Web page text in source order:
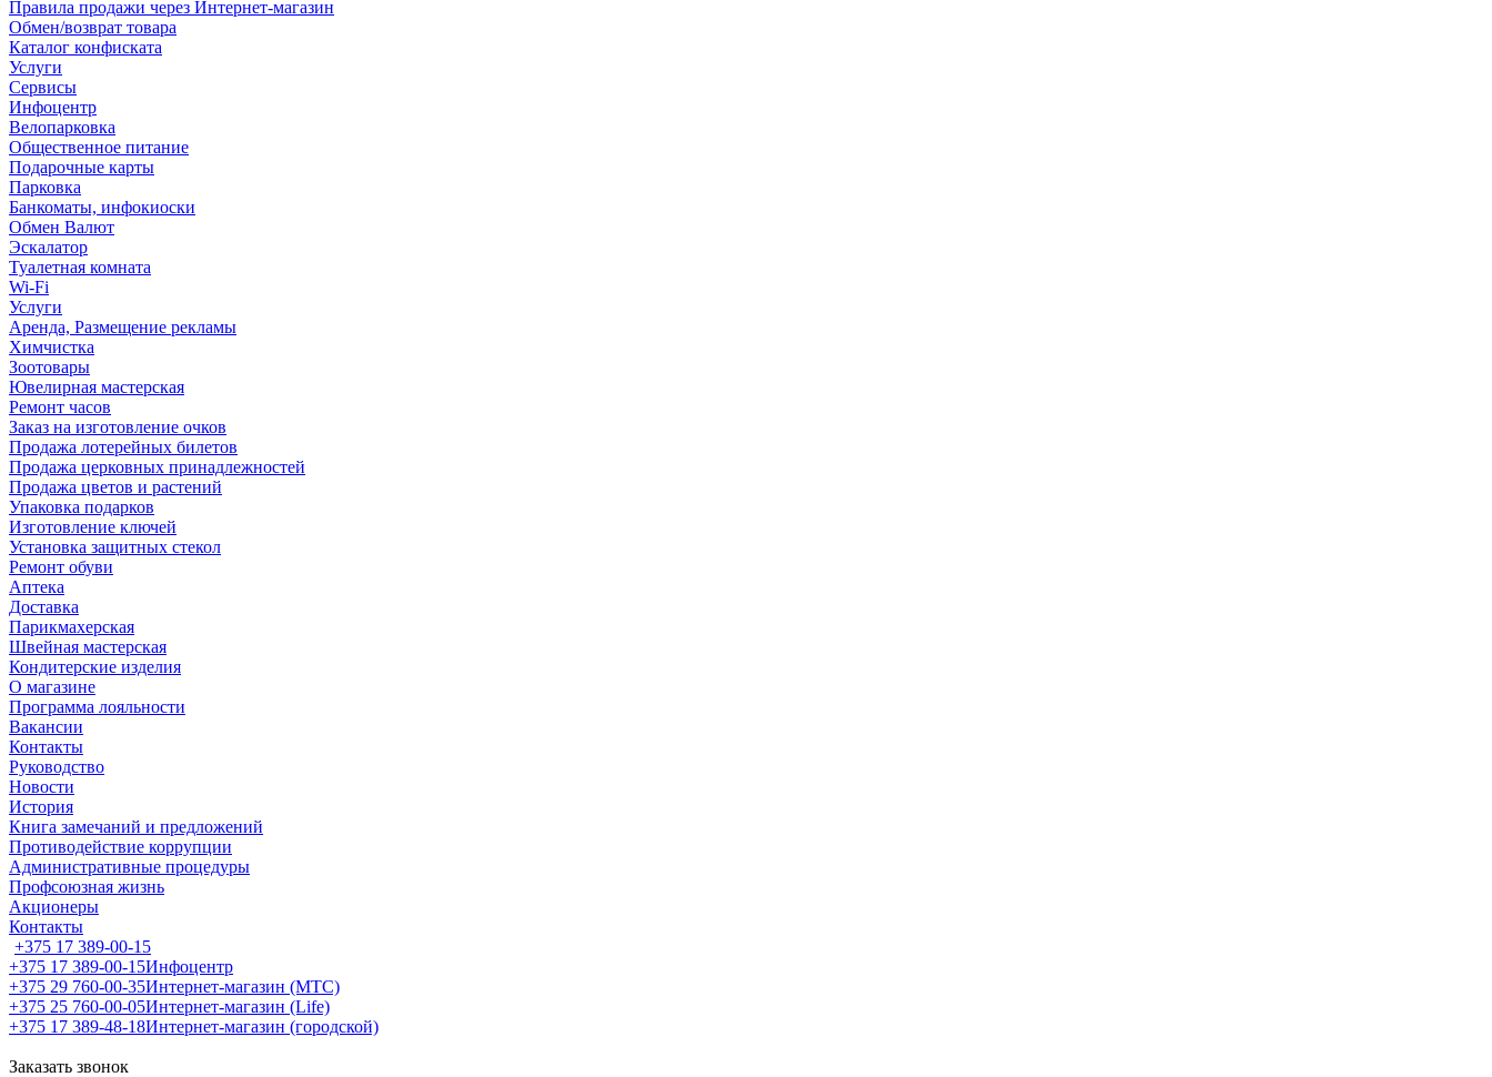
Правила продажи через Интернет-магазин
Обмен/возврат товара
Каталог конфиската
Услуги
Сервисы
Инфоцентр
Велопарковка
Общественное питание
Подарочные карты
Парковка
Банкоматы, инфокиоски
Обмен Валют
Эскалатор
Туалетная комната
Wi-Fi
Услуги
Аренда, Размещение рекламы
Химчистка
Зоотовары
Ювелирная мастерская
Ремонт часов
Заказ на изготовление очков
Продажа лотерейных билетов
Продажа церковных принадлежностей
Продажа цветов и растений
Упаковка подарков
Изготовление ключей
Установка защитных стекол
Ремонт обуви
Аптека
Доставка
Парикмахерская
Швейная мастерская
Кондитерские изделия
О магазине
Программа лояльности
Вакансии
Контакты
Руководство
Новости
История
Книга замечаний и предложений
Противодействие коррупции
Административные процедуры
Профсоюзная жизнь
Акционеры
Контакты
+375 17 389-00-15
+375 17 389-00-15Инфоцентр
+375 29 760-00-35Интернет-магазин (МТС)
+375 25 760-00-05Интернет-магазин (Life)
+375 17 389-48-18Интернет-магазин (городской)
Заказать звонок